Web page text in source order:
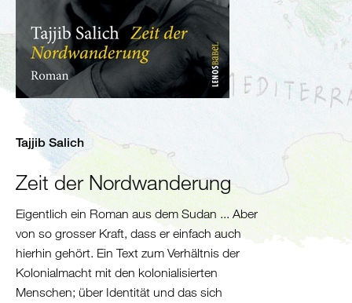
Tunesien
Libyen
Malta
Nördliche
Mittelmeerküste
Spanien
Frankreich
Italien
Balkan
Slowenien
Kroatien
Montenegro
Bosnien
Tajjib Salich
Zeit der Nordwanderung
Eigentlich ein Roman aus dem Sudan ... Aber
von so grosser Kraft, dass er einfach auch
hierhin gehört. Ein Text zum Verhältnis der
Kolonialmacht mit den kolonialisierten
Menschen; über Identität und das sich